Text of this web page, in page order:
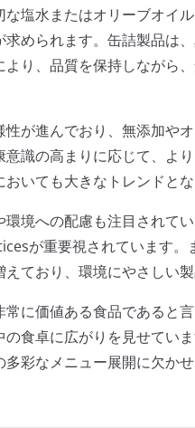
塩水またはオリーブオイ
められます。缶詰製品は
り、品質を保持しながら
が進んでおり、無添加や
識の高まりに応じて、よ
いても大きなトレンドとな
境への配慮も注目されて
が重要視されています。
ており、環境にやさしい製
に価値ある食品であると
食卓に広がりを見せてい
彩なメニュー展開に欠か